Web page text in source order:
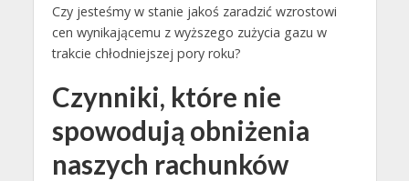
Czy jesteśmy w stanie jakoś zaradzić wzrostowi
cen wynikającemu z wyższego zużycia gazu w
trakcie chłodniejszej pory roku?
Czynniki, które nie
spowodują obniżenia
naszych rachunków